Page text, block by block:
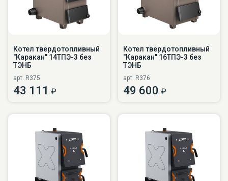
Котел твердотопливный
"Каракан" 14ТПЭ-3 без
ТЭНБ
арт. R375
43 111 ₽
Котел твердотопливный
"Каракан" 16ТПЭ-3 без
ТЭНБ
арт. R376
49 600 ₽